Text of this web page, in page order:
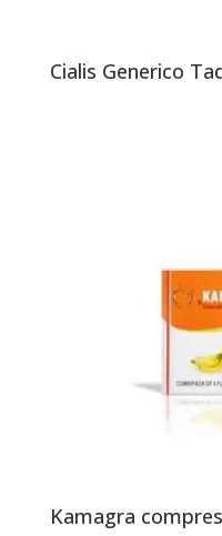
Cialis Generico
Kamagra